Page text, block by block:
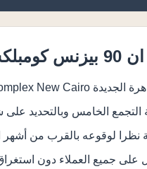
التجمع الخامس وبالتحديد
لوقوعه بالقرب من أشهر
على جميع العملاء دون